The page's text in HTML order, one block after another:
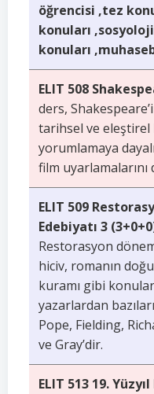
öğrencisi ,tez
konuları
konuları
ELIT 508
ders,
tarihsel ve eleştirel
yorumlamaya
film uyarlamalarını
ELIT 509
Edebiyatı 3
Restorasyon
hiciv, romanın
kuramı gibi
yazarlardan
Pope, Fielding,
ve Gray’dir.
ELIT 513 19.